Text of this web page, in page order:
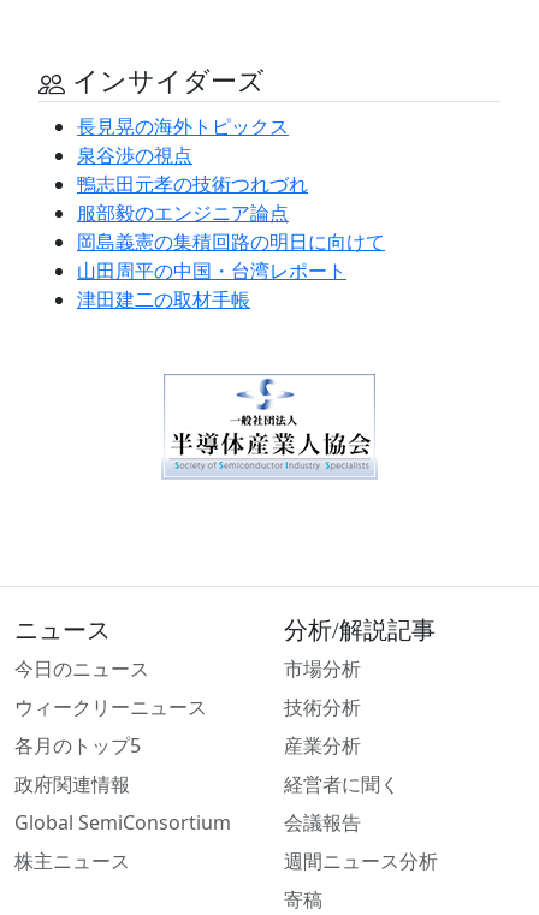
インサイダーズ
長見晃の海外トピックス
泉谷渉の視点
鴨志田元孝の技術つれづれ
服部毅のエンジニア論点
岡島義憲の集積回路の明日に向けて
山田周平の中国・台湾レポート
津田建二の取材手帳
ニュース
今日のニュース
ウィークリーニュース
各月のトップ5
政府関連情報
Global SemiConsortium
株主ニュース
分析/解説記事
市場分析
技術分析
産業分析
経営者に聞く
会議報告
週間ニュース分析
寄稿